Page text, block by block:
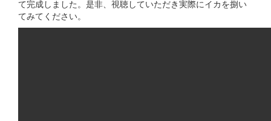
て完成しました。是非、視聴していただき実際にイカを捌い
てみてください。